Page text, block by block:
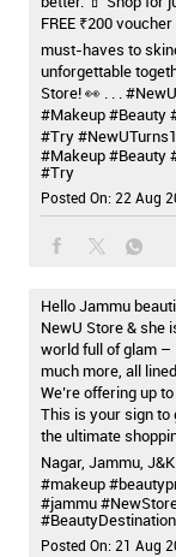
FREE ₹200
must-haves to
unforgettable
Store! 👀 . . .
#Makeup #Beauty
#Try
#Makeup#Beauty
#Try
Posted On: 22 Aug
Hello Jammu
NewU Store & she
world full of glam
much more, all
We’re offering up
This is your sign to
the ultimate
Nagar, Jammu,
#makeup
#jammu
#BeautyDestination
Posted On: 21 Aug